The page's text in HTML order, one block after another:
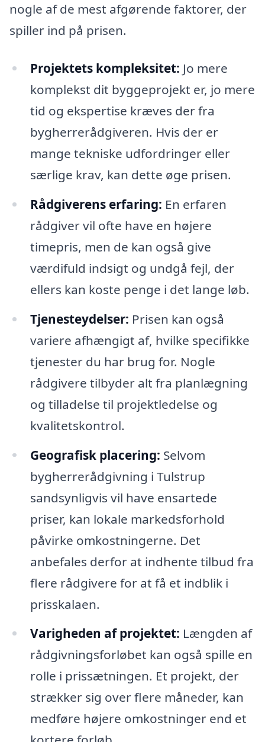
nogle af de mest afgørende faktorer, der
spiller ind på prisen.
Projektets kompleksitet: Jo mere
komplekst dit byggeprojekt er, jo mere
tid og ekspertise kræves der fra
bygherrerådgiveren. Hvis der er
mange tekniske udfordringer eller
særlige krav, kan dette øge prisen.
Rådgiverens erfaring: En erfaren
rådgiver vil ofte have en højere
timepris, men de kan også give
værdifuld indsigt og undgå fejl, der
ellers kan koste penge i det lange løb.
Tjenesteydelser: Prisen kan også
variere afhængigt af, hvilke specifikke
tjenester du har brug for. Nogle
rådgivere tilbyder alt fra planlægning
og tilladelse til projektledelse og
kvalitetskontrol.
Geografisk placering: Selvom
bygherrerådgivning i Tulstrup
sandsynligvis vil have ensartede
priser, kan lokale markedsforhold
påvirke omkostningerne. Det
anbefales derfor at indhente tilbud fra
flere rådgivere for at få et indblik i
prisskalaen.
Varigheden af projektet: Længden af
rådgivningsforløbet kan også spille en
rolle i prissætningen. Et projekt, der
strækker sig over flere måneder, kan
medføre højere omkostninger end et